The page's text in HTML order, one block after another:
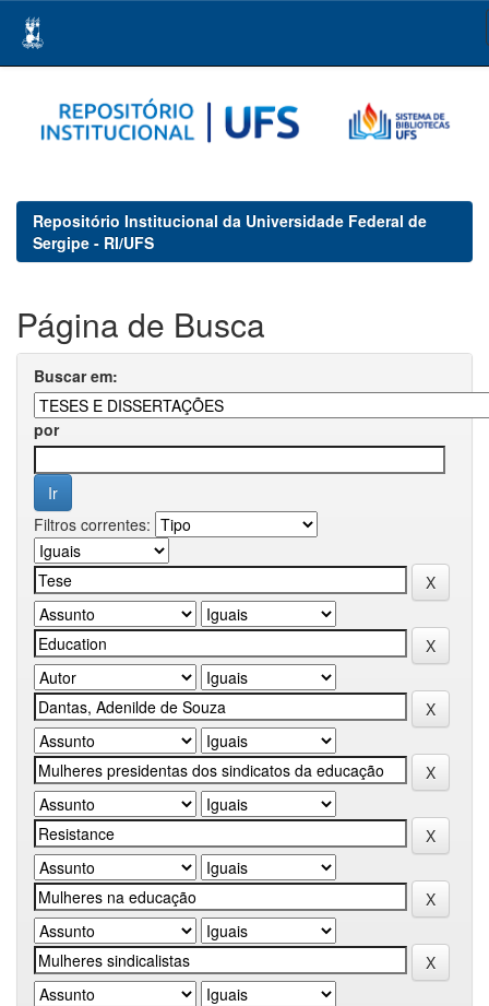
navigation
Repositório Institucional da Universidade Federal de
Sergipe - RI/UFS
Página de Busca
Buscar em:
por
Filtros correntes: